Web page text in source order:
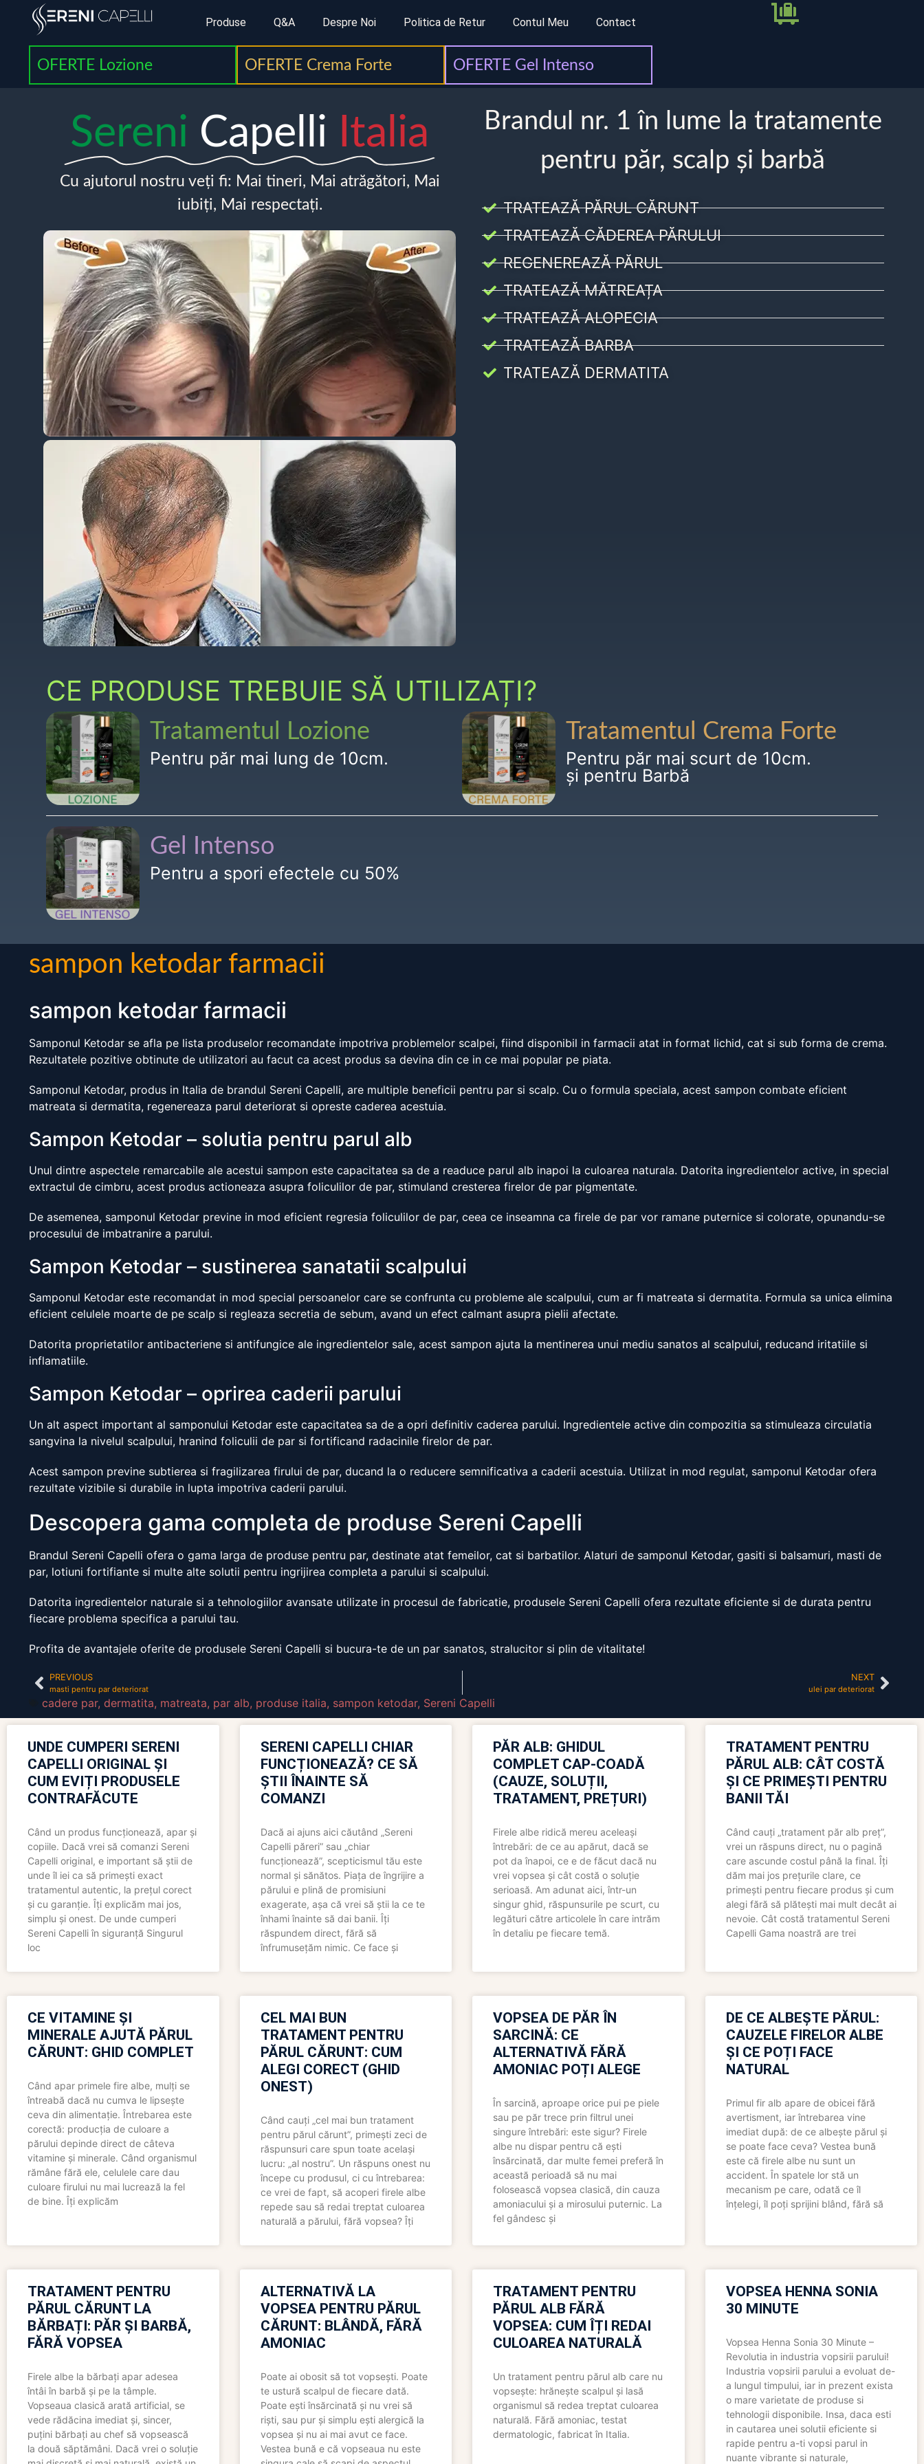
Produse Q&A Despre Noi Politica de Retur Contul Meu Contact
OFERTE Lozione OFERTE Crema Forte OFERTE Gel Intenso
Sereni Capelli Italia
Cu ajutorul nostru veți fi: Mai tineri, Mai atrăgători, Mai
iubiți, Mai respectați.
Brandul nr. 1 în lume la tratamente
pentru păr, scalp și barbă
TRATEAZĂ PĂRUL CĂRUNT
TRATEAZĂ CĂDEREA PĂRULUI
REGENEREAZĂ PĂRUL
TRATEAZĂ MĂTREAȚA
TRATEAZĂ ALOPECIA
TRATEAZĂ BARBA
TRATEAZĂ DERMATITA
CE PRODUSE TREBUIE SĂ UTILIZAȚI?
Tratamentul Lozione
Pentru păr mai lung de 10cm.
Tratamentul Crema Forte
Pentru păr mai scurt de 10cm.
și pentru Barbă
Gel Intenso
Pentru a spori efectele cu 50%
sampon ketodar farmacii
sampon ketodar farmacii
Samponul Ketodar se afla pe lista produselor recomandate impotriva problemelor scalpei, fiind disponibil in farmacii atat in format lichid, cat si sub forma de crema.
Rezultatele pozitive obtinute de utilizatori au facut ca acest produs sa devina din ce in ce mai popular pe piata.
Samponul Ketodar, produs in Italia de brandul Sereni Capelli, are multiple beneficii pentru par si scalp. Cu o formula speciala, acest sampon combate eficient
matreata si dermatita, regenereaza parul deteriorat si opreste caderea acestuia.
Sampon Ketodar – solutia pentru parul alb
Unul dintre aspectele remarcabile ale acestui sampon este capacitatea sa de a readuce parul alb inapoi la culoarea naturala. Datorita ingredientelor active, in special
extractul de cimbru, acest produs actioneaza asupra foliculilor de par, stimuland cresterea firelor de par pigmentate.
De asemenea, samponul Ketodar previne in mod eficient regresia foliculilor de par, ceea ce inseamna ca firele de par vor ramane puternice si colorate, opunandu-se
procesului de imbatranire a parului.
Sampon Ketodar – sustinerea sanatatii scalpului
Samponul Ketodar este recomandat in mod special persoanelor care se confrunta cu probleme ale scalpului, cum ar fi matreata si dermatita. Formula sa unica elimina
eficient celulele moarte de pe scalp si regleaza secretia de sebum, avand un efect calmant asupra pielii afectate.
Datorita proprietatilor antibacteriene si antifungice ale ingredientelor sale, acest sampon ajuta la mentinerea unui mediu sanatos al scalpului, reducand iritatiile si
inflamatiile.
Sampon Ketodar – oprirea caderii parului
Un alt aspect important al samponului Ketodar este capacitatea sa de a opri definitiv caderea parului. Ingredientele active din compozitia sa stimuleaza circulatia
sangvina la nivelul scalpului, hranind foliculii de par si fortificand radacinile firelor de par.
Acest sampon previne subtierea si fragilizarea firului de par, ducand la o reducere semnificativa a caderii acestuia. Utilizat in mod regulat, samponul Ketodar ofera
rezultate vizibile si durabile in lupta impotriva caderii parului.
Descopera gama completa de produse Sereni Capelli
Brandul Sereni Capelli ofera o gama larga de produse pentru par, destinate atat femeilor, cat si barbatilor. Alaturi de samponul Ketodar, gasiti si balsamuri, masti de
par, lotiuni fortifiante si multe alte solutii pentru ingrijirea completa a parului si scalpului.
Datorita ingredientelor naturale si a tehnologiilor avansate utilizate in procesul de fabricatie, produsele Sereni Capelli ofera rezultate eficiente si de durata pentru
fiecare problema specifica a parului tau.
Profita de avantajele oferite de produsele Sereni Capelli si bucura-te de un par sanatos, stralucitor si plin de vitalitate!
PREVIOUS
masti pentru par deteriorat
NEXT
ulei par deteriorat
cadere par, dermatita, matreata, par alb, produse italia, sampon ketodar, Sereni Capelli
UNDE CUMPERI SERENI
CAPELLI ORIGINAL ȘI
CUM EVIȚI PRODUSELE
CONTRAFĂCUTE
Când un produs funcționează, apar și
copiile. Dacă vrei să comanzi Sereni
Capelli original, e important să știi de
unde îl iei ca să primești exact
tratamentul autentic, la prețul corect
și cu garanție. Îți explicăm mai jos,
simplu și onest. De unde cumperi
Sereni Capelli în siguranță Singurul
loc
SERENI CAPELLI CHIAR
FUNCȚIONEAZĂ? CE SĂ
ȘTII ÎNAINTE SĂ
COMANZI
Dacă ai ajuns aici căutând „Sereni
Capelli păreri” sau „chiar
funcționează”, scepticismul tău este
normal și sănătos. Piața de îngrijire a
părului e plină de promisiuni
exagerate, așa că vrei să știi la ce te
înhami înainte să dai banii. Îți
răspundem direct, fără să
înfrumusețăm nimic. Ce face și
PĂR ALB: GHIDUL
COMPLET CAP-COADĂ
(CAUZE, SOLUȚII,
TRATAMENT, PREȚURI)
Firele albe ridică mereu aceleași
întrebări: de ce au apărut, dacă se
pot da înapoi, ce e de făcut dacă nu
vrei vopsea și cât costă o soluție
serioasă. Am adunat aici, într-un
singur ghid, răspunsurile pe scurt, cu
legături către articolele în care intrăm
în detaliu pe fiecare temă.
TRATAMENT PENTRU
PĂRUL ALB: CÂT COSTĂ
ȘI CE PRIMEȘTI PENTRU
BANII TĂI
Când cauți „tratament păr alb preț”,
vrei un răspuns direct, nu o pagină
care ascunde costul până la final. Îți
dăm mai jos prețurile clare, ce
primești pentru fiecare produs și cum
alegi fără să plătești mai mult decât ai
nevoie. Cât costă tratamentul Sereni
Capelli Gama noastră are trei
CE VITAMINE ȘI
MINERALE AJUTĂ PĂRUL
CĂRUNT: GHID COMPLET
Când apar primele fire albe, mulți se
întreabă dacă nu cumva le lipsește
ceva din alimentație. Întrebarea este
corectă: producția de culoare a
părului depinde direct de câteva
vitamine și minerale. Când organismul
rămâne fără ele, celulele care dau
culoare firului nu mai lucrează la fel
de bine. Îți explicăm
CEL MAI BUN
TRATAMENT PENTRU
PĂRUL CĂRUNT: CUM
ALEGI CORECT (GHID
ONEST)
Când cauți „cel mai bun tratament
pentru părul cărunt”, primești zeci de
răspunsuri care spun toate același
lucru: „al nostru”. Un răspuns onest nu
începe cu produsul, ci cu întrebarea:
ce vrei de fapt, să acoperi firele albe
repede sau să redai treptat culoarea
naturală a părului, fără vopsea? Îți
VOPSEA DE PĂR ÎN
SARCINĂ: CE
ALTERNATIVĂ FĂRĂ
AMONIAC POȚI ALEGE
În sarcină, aproape orice pui pe piele
sau pe păr trece prin filtrul unei
singure întrebări: este sigur? Firele
albe nu dispar pentru că ești
însărcinată, dar multe femei preferă în
această perioadă să nu mai
folosească vopsea clasică, din cauza
amoniacului și a mirosului puternic. La
fel gândesc și
DE CE ALBEȘTE PĂRUL:
CAUZELE FIRELOR ALBE
ȘI CE POȚI FACE
NATURAL
Primul fir alb apare de obicei fără
avertisment, iar întrebarea vine
imediat după: de ce albește părul și
se poate face ceva? Vestea bună
este că firele albe nu sunt un
accident. În spatele lor stă un
mecanism pe care, odată ce îl
înțelegi, îl poți sprijini blând, fără să
TRATAMENT PENTRU
PĂRUL CĂRUNT LA
BĂRBAȚI: PĂR ȘI BARBĂ,
FĂRĂ VOPSEA
Firele albe la bărbați apar adesea
întâi în barbă și pe la tâmple.
Vopseaua clasică arată artificial, se
vede rădăcina imediat și, sincer,
puțini bărbați au chef să vopsească
la două săptămâni. Dacă vrei o soluție
ALTERNATIVĂ LA
VOPSEA PENTRU PĂRUL
CĂRUNT: BLÂNDĂ, FĂRĂ
AMONIAC
Poate ai obosit să tot vopsești. Poate
te ustură scalpul de fiecare dată.
Poate ești însărcinată și nu vrei să
riști, sau pur și simplu ești alergică la
vopsea și nu ai mai avut ce face.
Vestea bună e că vopseaua nu este
TRATAMENT PENTRU
PĂRUL ALB FĂRĂ
VOPSEA: CUM ÎȚI REDAI
CULOAREA NATURALĂ
Un tratament pentru părul alb care nu
vopsește: hrănește scalpul și lasă
organismul să redea treptat culoarea
naturală. Fără amoniac, testat
dermatologic, fabricat în Italia.
VOPSEA HENNA SONIA
30 MINUTE
Vopsea Henna Sonia 30 Minute –
Revolutia in industria vopsirii parului!
Industria vopsirii parului a evoluat de-
a lungul timpului, iar in prezent exista
o mare varietate de produse si
tehnologii disponibile. Insa, daca esti
in cautarea unei solutii eficiente si
rapide pentru a-ti vopsi parul in
nuante vibrante si naturale,